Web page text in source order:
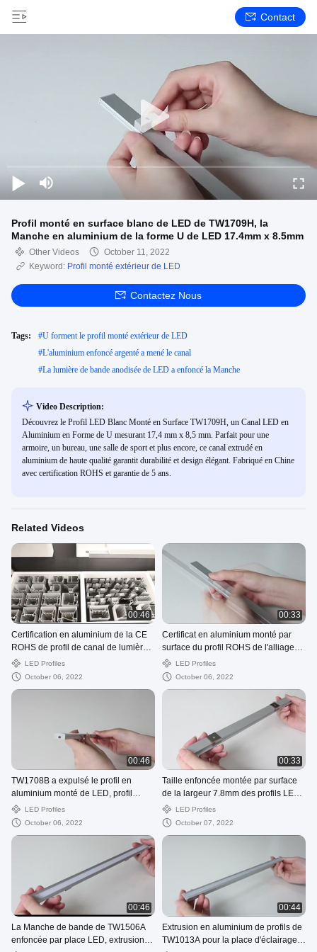
Contact
Profil monté en surface blanc de LED de TW1709H, la
Manche en aluminium de la forme U de LED 17.4mm x 8.5mm
Other Videos
October 11, 2022
Keyword: Profil monté extérieur de LED
Contactez Nous
Tags: #U forment le profil monté extérieur de LED
#L'aluminium enfoncé argenté a mené le canal
#La lumière de bande anodisée de LED a enfoncé la Manche
Video Description:
Découvrez le Profil LED Blanc Monté en Surface TW1709H, un Canal LED en
Aluminium en Forme de U mesurant 17,4 mm x 8,5 mm. Parfait pour une
armoire, un bureau, une salle de sport et plus encore, ce canal extrudé en
aluminium de haute qualité garantit durabilité et design élégant. Fabriqué en Chine
avec certification ROHS et garantie de 5 ans.
Related Videos
00:46
Certification en aluminium de la CE
ROHS de profil de canal de lumières
de bande de TW1506B 6063 LED
LED Profiles
October 06, 2022
00:33
Certificat en aluminium monté par
surface du profil ROHS de l'alliage
TW1714B 6063 LED
LED Profiles
October 06, 2022
00:46
TW1708B a expulsé le profil en
aluminium monté de LED, profil
flexible d'escalier avec l'OEM de LED
LED Profiles
October 06, 2022
00:33
Taille enfoncée montée par surface
de la largeur 7.8mm des profils LED
de TW1708A 17mm pour la lumière
de Cabinet
LED Profiles
October 07, 2022
00:46
La Manche de bande de TW1506A
enfoncée par place LED, extrusion
00:44
Extrusion en aluminium de profils de
TW1013A pour la place d'éclairage